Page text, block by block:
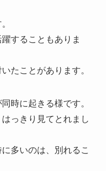
することもありま
たことがあります。
時に起きる様です。
っきり見てとれまし
多いのは、別れるこ